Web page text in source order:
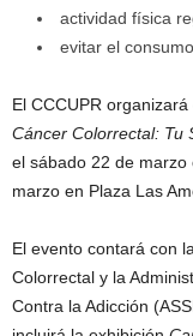
actividad física
evitar el
El CCCUPR
Cáncer Colorrectal: Tu
el sábado 22 de
marzo en Plaza Las
El evento contará con
Colorrectal y la
Contra la Adicción